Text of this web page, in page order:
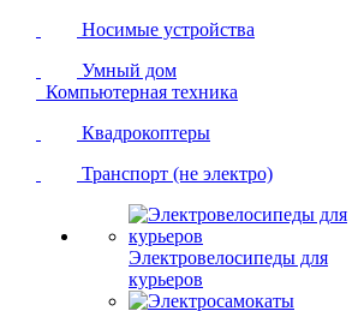
Носимые устройства
Умный дом
Компьютерная техника
Квадрокоптеры
Транспорт (не электро)
Электровелосипеды для
курьеров